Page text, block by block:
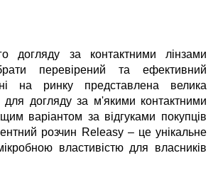
догляду за контактними лінзами
перевірений та ефективний
на ринку представлена ​​велика
для догляду за м'якими контактними
варіантом за відгуками покупців
розчин Releasy – це унікальне
властивістю для власників